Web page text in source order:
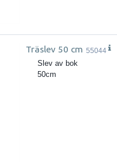
Träslev 50 cm 55044
Slev av bok
50cm